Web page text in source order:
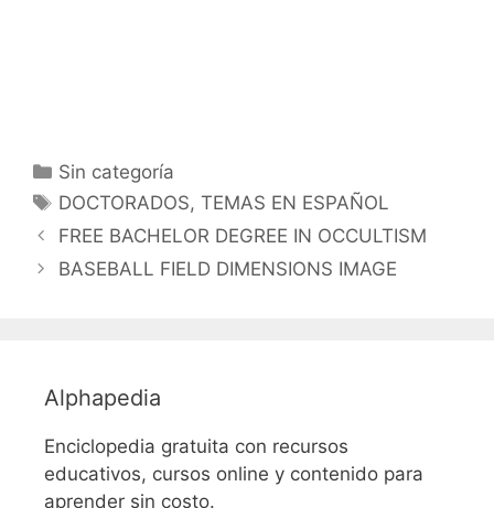
Categorías
Sin categoría
Etiquetas
DOCTORADOS,TEMAS EN ESPAÑOL
FREE BACHELOR DEGREE IN OCCULTISM
BASEBALL FIELD DIMENSIONS IMAGE
Alphapedia
Enciclopedia gratuita con recursos
educativos, cursos online y contenido para
aprender sin costo.